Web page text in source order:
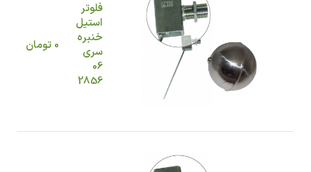
فلوتر
استیل
خنبره
سری
06
2856
0 تومان